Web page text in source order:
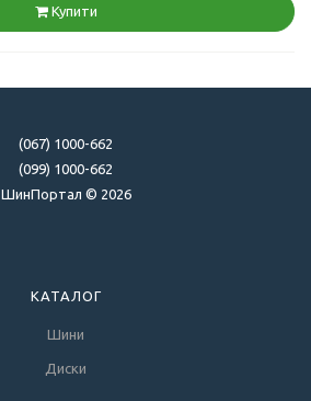
Купити
(067) 1000-662
(099) 1000-662
ШинПортал © 2026
КАТАЛОГ
Шини
Диски